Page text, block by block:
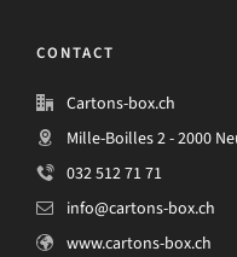
CONTACT
Cartons-box.ch
Mille-Boilles 2 - 2000
032 512 71 71
info@cartons-box.ch
www.cartons-box.ch